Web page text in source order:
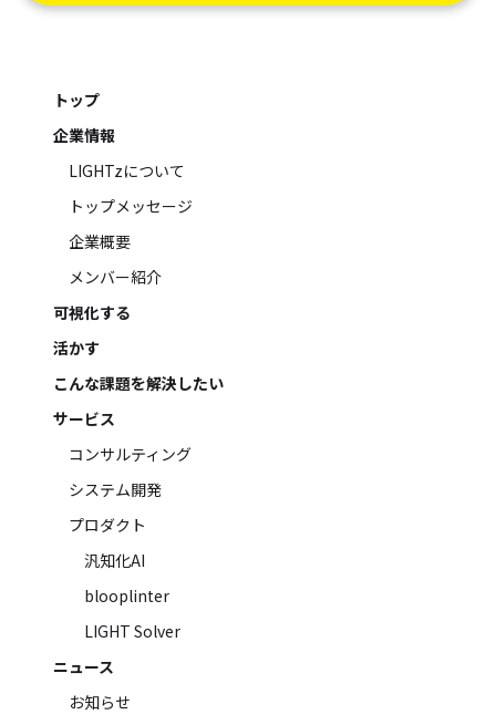
トップ
企業情報
LIGHTzについて
トップメッセージ
企業概要
メンバー紹介
可視化する
活かす
こんな課題を解決したい
サービス
コンサルティング
システム開発
プロダクト
汎知化AI
blooplinter
LIGHT Solver
ニュース
お知らせ